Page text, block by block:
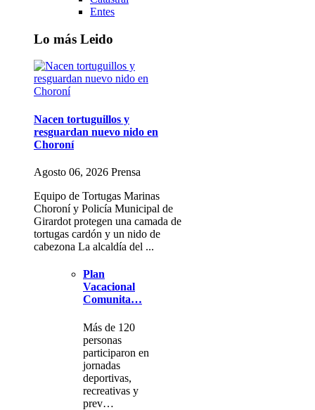
Entes
Lo más Leido
Nacen tortuguillos y
resguardan nuevo nido en
Choroní
Agosto 06, 2026 Prensa
Equipo de Tortugas Marinas
Choroní y Policía Municipal de
Girardot protegen una camada de
tortugas cardón y un nido de
cabezona La alcaldía del ...
Plan
Vacacional
Comunita…
Más de 120
personas
participaron en
jornadas
deportivas,
recreativas y
prev…